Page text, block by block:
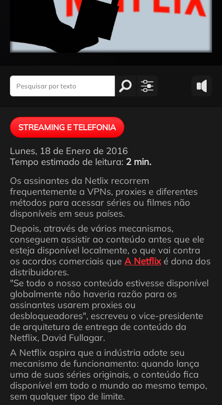
STREAMING E TELEFONIA
Lunes, 18 de Enero de 2016
Tempo estimado de leitura: 2 min.
Os assinantes da Netlix recorrem
frequentemente a VPNs, proxies e diferentes
métodos para acessar séries ou filmes não
disponíveis em seus países.
Depois, através de vários mecanismos,
conseguem assistir ao conteúdo antes que ele
esteja disponível localmente, o que vai contra
os acordos comerciais que A Netflixé dona dos
distribuidores.
"Se todo o nosso conteúdo estivesse disponível
globalmente não haveria razão para os
assinantes usarem proxies ou
desbloqueadores", escreveu o vice-presidente
de arquitetura de entrega de conteúdo da
Netflix, David Fullagar.
A Netflix aspira que a indústria adote seu
mecanismo de funcionamento: quando lança
uma de suas séries originais, o conteúdo fica
disponível em todo o mundo ao mesmo tempo,
sem qualquer tipo de limite.